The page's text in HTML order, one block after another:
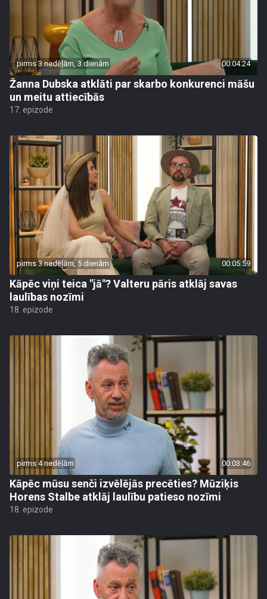
pirms 3 nedēļām, 3 dienām 00:04:24
Žanna Dubska atklāti par skarbo konkurenci māšu
un meitu attiecībās
17. epizode
pirms 3 nedēļām, 5 dienām 00:05:59
Kāpēc viņi teica "jā"? Valteru pāris atklāj savas
laulības nozīmi
18. epizode
pirms 4 nedēļām 00:03:46
Kāpēc mūsu senči izvēlējās precēties? Mūziķis
Horens Stalbe atklāj laulību patieso nozīmi
18. epizode